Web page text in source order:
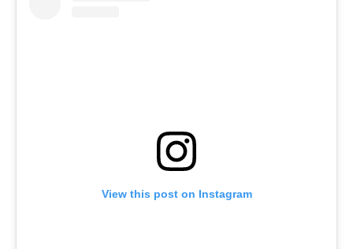
View this post on Instagram